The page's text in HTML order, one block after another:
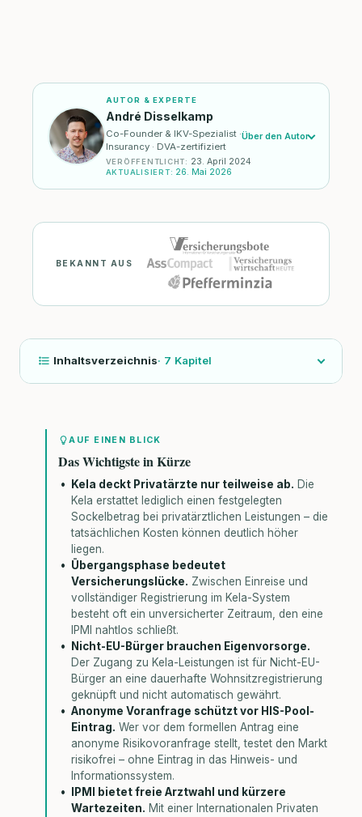
AUTOR & EXPERTE
André Disselkamp
Co-Founder & IKV-Spezialist ·
Insurancy · DVA-zertifiziert
VERÖFFENTLICHT: 23. April 2024
AKTUALISIERT: 26. Mai 2026
Über den Autor
BEKANNT AUS
Inhaltsverzeichnis· 7 Kapitel
AUF EINEN BLICK
Das Wichtigste in Kürze
Kela deckt Privatärzte nur teilweise ab. Die
Kela erstattet lediglich einen festgelegten
Sockelbetrag bei privatärztlichen Leistungen – die
tatsächlichen Kosten können deutlich höher
liegen.
Übergangsphase bedeutet
Versicherungslücke. Zwischen Einreise und
vollständiger Registrierung im Kela-System
besteht oft ein unversicherter Zeitraum, den eine
IPMI nahtlos schließt.
Nicht-EU-Bürger brauchen Eigenvorsorge.
Der Zugang zu Kela-Leistungen ist für Nicht-EU-
Bürger an eine dauerhafte Wohnsitzregistrierung
geknüpft und nicht automatisch gewährt.
Anonyme Voranfrage schützt vor HIS-Pool-
Eintrag. Wer vor dem formellen Antrag eine
anonyme Risikovoranfrage stellt, testet den Markt
risikofrei – ohne Eintrag in das Hinweis- und
Informationssystem.
IPMI bietet freie Arztwahl und kürzere
Wartezeiten. Mit einer Internationalen Privaten